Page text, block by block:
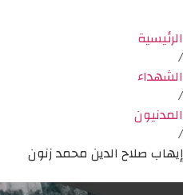
الرئيسية
/
الشهداء
/
المدنيون
/
إيهاب صلاح الدين محمد زنون